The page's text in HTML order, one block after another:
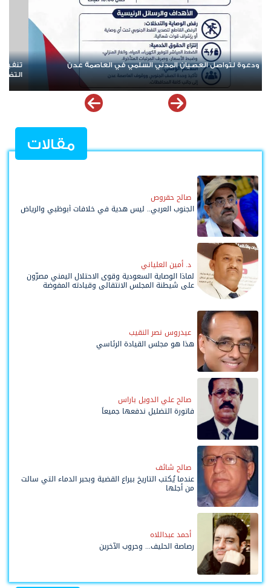
العاصمة عدن تدعو الجماهير للمشاركة في الوقفة
مع المعتقل البطل معين المقرحي
رغم العواصف
الدولة باتت
مقالات
صالح حقروص
الجنوب العربي.. ليس هدية في خلافات أبوظبي والرياض
د. أمين العلياني
لماذا الوصاية السعودية وقوى الاحتلال اليمني مصرّون
على شيطنة المجلس الانتقالي وقيادته المفوضة
عيدروس نصر النقيب
هذا هو مجلس القيادة الرئاسي
صالح علي الدويل باراس
فاتورة التضليل ندفعها جميعاً
صالح شائف
عندما يُكتب التاريخ بيراع القضية وبحبر الدماء التي سالت
من أجلها
أحمد عبداللاه
رصاصة الحليف... وحروب الآخرين